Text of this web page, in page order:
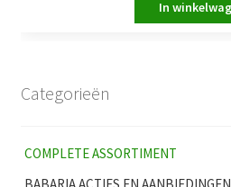
Categorieën
COMPLETE ASSORTIMENT